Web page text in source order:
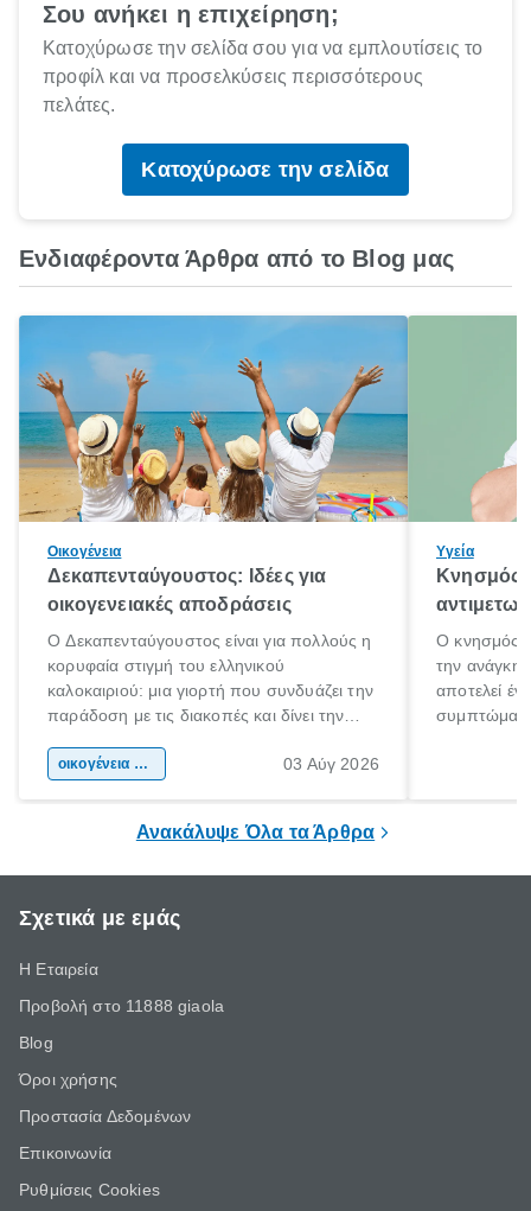
Σου ανήκει η επιχείρηση;
Κατοχύρωσε την σελίδα σου για να εμπλουτίσεις το
προφίλ και να προσελκύσεις περισσότερους
πελάτες.
Κατοχύρωσε την σελίδα
Ενδιαφέροντα Άρθρα από το Blog μας
Οικογένεια
Δεκαπενταύγουστος: Ιδέες για
οικογενειακές αποδράσεις
Ο Δεκαπενταύγουστος είναι για πολλούς η
κορυφαία στιγμή του ελληνικού
καλοκαιριού: μια γιορτή που συνδυάζει την
παράδοση με τις διακοπές και δίνει την
χώρας. Είτε πρόκειται για λίγες μέρες
οικογένεια & παιδί 03 Αύγ 2026
Υγεία
Κνησμός:
Ο κνησμός
την ανάγκη
αποτελεί
Ανακάλυψε Όλα τα Άρθρα
Σχετικά με εμάς
Η Εταιρεία
Προβολή στο 11888 giaola
Blog
Όροι χρήσης
Προστασία Δεδομένων
Επικοινωνία
Ρυθμίσεις Cookies